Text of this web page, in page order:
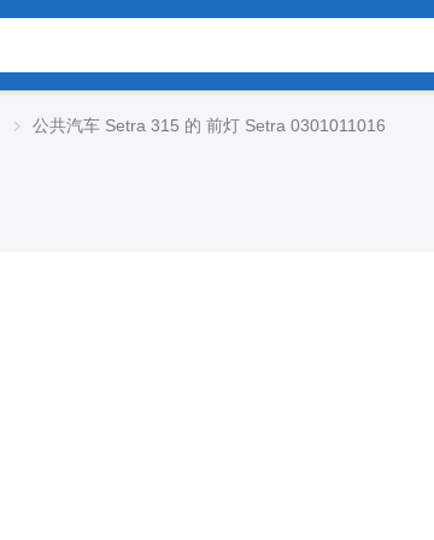
公共汽车 Setra 315 的 前灯 Setra 0301011016